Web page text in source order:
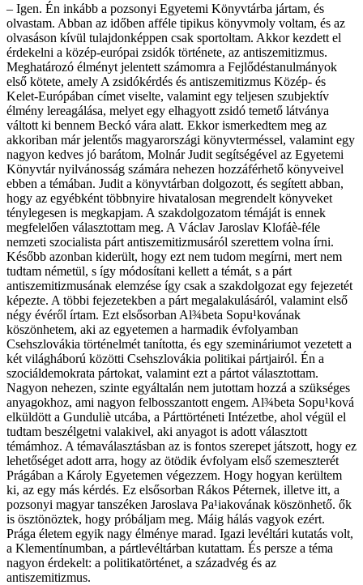
– Igen. Én inkább a pozsonyi Egyetemi Könyvtárba jártam, és
olvastam. Abban az időben afféle tipikus könyvmoly voltam, és az
olvasáson kívül tulajdonképpen csak sportoltam. Akkor kezdett el
érdekelni a közép-európai zsidók története, az antiszemitizmus.
Meghatározó élményt jelentett számomra a Fejlődéstanulmányok
első kötete, amely A zsidókérdés és antiszemitizmus Közép- és
Kelet-Európában címet viselte, valamint egy teljesen szubjektív
élmény lereagálása, melyet egy elhagyott zsidó temető látványa
váltott ki bennem Beckó vára alatt. Ekkor ismerkedtem meg az
akkoriban már jelentős magyarországi könyvterméssel, valamint egy
nagyon kedves jó barátom, Molnár Judit segítségével az Egyetemi
Könyvtár nyilvánosság számára nehezen hozzáférhető könyveivel
ebben a témában. Judit a könyvtárban dolgozott, és segített abban,
hogy az egyébként többnyire hivatalosan megrendelt könyveket
ténylegesen is megkapjam. A szakdolgozatom témáját is ennek
megfelelően választottam meg. A Václav Jaroslav Klofáè-féle
nemzeti szocialista párt antiszemitizmusáról szerettem volna írni.
Később azonban kiderült, hogy ezt nem tudom megírni, mert nem
tudtam németül, s így módosítani kellett a témát, s a párt
antiszemitizmusának elemzése így csak a szakdolgozat egy fejezetét
képezte. A többi fejezetekben a párt megalakulásáról, valamint első
négy évéről írtam. Ezt elsősorban Al¾beta Sopu¹kovának
köszönhetem, aki az egyetemen a harmadik évfolyamban
Csehszlovákia történelmét tanította, és egy szemináriumot vezetett a
két világháború közötti Csehszlovákia politikai pártjairól. Én a
szociáldemokrata pártokat, valamint ezt a pártot választottam.
Nagyon nehezen, szinte egyáltalán nem jutottam hozzá a szükséges
anyagokhoz, ami nagyon felbosszantott engem. Al¾beta Sopu¹ková
elküldött a Gunduliè utcába, a Párttörténeti Intézetbe, ahol végül el
tudtam beszélgetni valakivel, aki anyagot is adott választott
témámhoz. A témaválasztásban az is fontos szerepet játszott, hogy ez
lehetőséget adott arra, hogy az ötödik évfolyam első szemeszterét
Prágában a Károly Egyetemen végezzem. Hogy hogyan kerültem
ki, az egy más kérdés. Ez elsősorban Rákos Péternek, illetve itt, a
pozsonyi magyar tanszéken Jaroslava Pa¹iakovának köszönhető. ők
is ösztönöztek, hogy próbáljam meg. Máig hálás vagyok ezért.
Prága életem egyik nagy élménye marad. Igazi levéltári kutatás volt,
a Klementínumban, a pártlevéltárban kutattam. És persze a téma
nagyon érdekelt: a politikatörténet, a századvég és az
antiszemitizmus.